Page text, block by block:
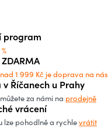
program
1 999 Kč je doprava na nás
Říčanech u Prahy
za námi na prodejně
vrácení
lze pohodlně a rychlevrátit